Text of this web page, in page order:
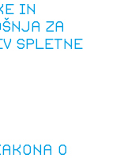
in
za
spletne
o